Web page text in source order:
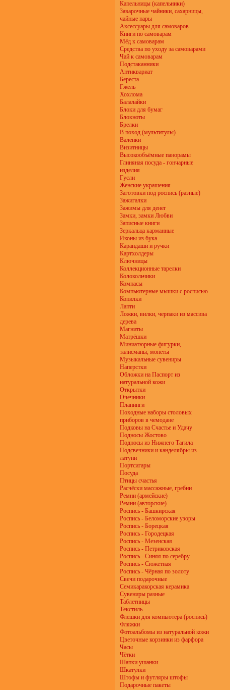
Капельницы (капельники)
Заварочные чайники, сахарницы,
чайные пары
Аксессуары для самоваров
Книги по самоварам
Мёд к самоварам
Средства по уходу за самоварами
Чай к самоварам
Подстаканники
Антиквариат
Береста
Гжель
Хохлома
Балалайки
Блоки для бумаг
Блокноты
Брелки
В поход (мультитулы)
Валенки
Визитницы
Высокообъёмные панорамы
Глиняная посуда - гончарные
изделия
Гусли
Женские украшения
Заготовки под роспись (разные)
Зажигалки
Зажимы для денег
Замки, замки Любви
Записные книги
Зеркальца карманные
Иконы из бука
Карандаши и ручки
Картхолдеры
Ключницы
Коллекционные тарелки
Колокольчики
Компасы
Компьютерные мышки с росписью
Копилки
Лапти
Ложки, вилки, черпаки из массива
дерева
Магниты
Матрёшки
Миниатюрные фигурки,
талисманы, монеты
Музыкальные сувениры
Наперстки
Обложки на Паспорт из
натуральной кожи
Открытки
Очечники
Планинги
Походные наборы столовых
приборов в чемодане
Подковы на Счастье и Удачу
Подносы Жостово
Подносы из Нижнего Тагила
Подсвечники и канделябры из
латуни
Портсигары
Посуда
Птицы счастья
Расчёски массажные, гребни
Ремни (армейские)
Ремни (авторские)
Роспись - Башкирская
Роспись - Беломорские узоры
Роспись - Борецкая
Роспись - Городецкая
Роспись - Мезенская
Роспись - Петриковская
Роспись - Синяя по серебру
Роспись - Сюжетная
Роспись - Чёрная по золоту
Свечи подарочные
Семикаракорская керамика
Сувениры разные
Таблетницы
Текстиль
Флешки для компьютера (роспись)
Фляжки
Фотоальбомы из натуральной кожи
Цветочные корзинки из фарфора
Часы
Чётки
Шапки ушанки
Шкатулки
Штофы и футляры штофы
Подарочные пакеты